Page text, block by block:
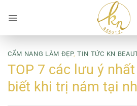
qua
nội
dung
CẨM NANG LÀM ĐẸP,TIN TỨC KN
TOP 7 các lưu ý
biết khi trị nám tại